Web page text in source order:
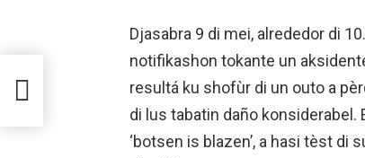
Djasabra 9 di mei, alrededor di
notifikashon tokante un
resultá ku shofùr di un outo a
di lus tabatin daño
‘botsen is blazen’, a hasi tèst di